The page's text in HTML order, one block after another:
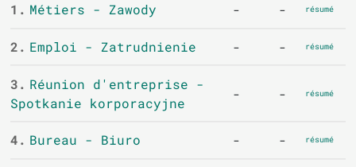
1. Métiers - Zawody - - résumé
2. Emploi - Zatrudnienie - - résumé
3. Réunion d'entreprise -
Spotkanie korporacyjne
- - résumé
4. Bureau - Biuro - - résumé